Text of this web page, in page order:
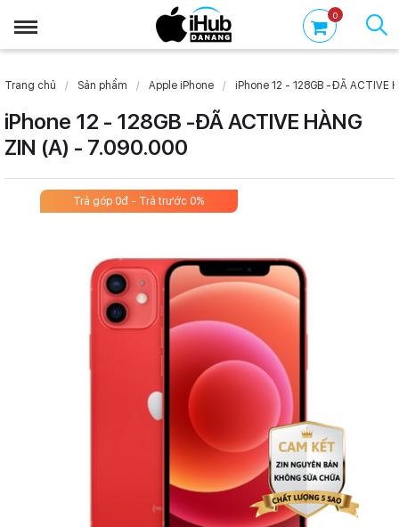
0
Trang chủ Sản phẩm Apple iPhone iPhone 12 - 128GB -ĐÃ ACTIVE
iPhone 12 - 128GB -ĐÃ ACTIVE HÀNG
ZIN (A) - 7.090.000
Trả góp 0đ - Trả trước 0%